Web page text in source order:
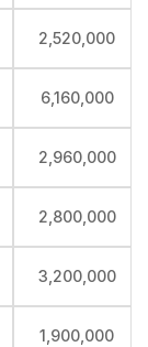
2,520,000
6,160,000
2,960,000
2,800,000
3,200,000
1,900,000